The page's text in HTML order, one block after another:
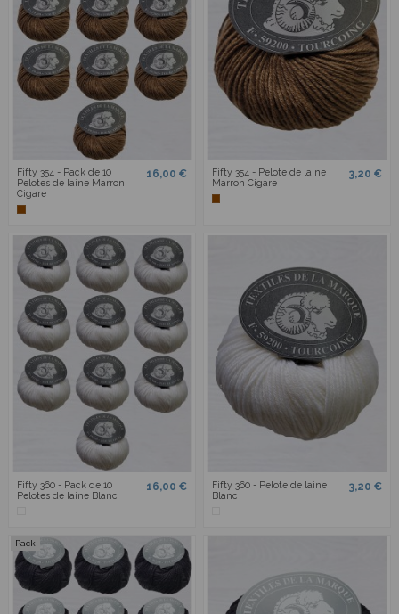
Fifty 354 - Pack de 10
Pelotes de laine Marron
Cigare
16,00 €
Fifty 354 - Pelote de laine
Marron Cigare
3,20 €
Fifty 360 - Pack de 10
Pelotes de laine Blanc
16,00 €
Fifty 360 - Pelote de laine
Blanc
3,20 €
Pack